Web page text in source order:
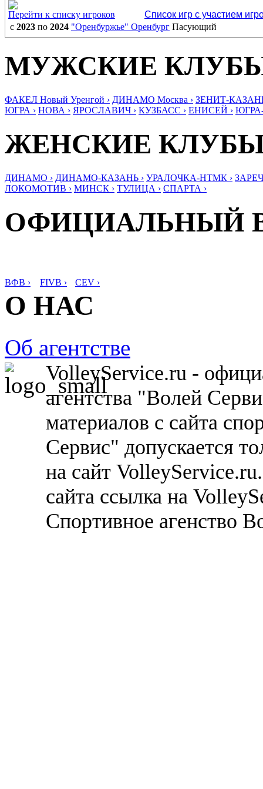
Перейти к списку игроков
Список игр с участием
с 2023 по 2024 "Оренбуржье" Оренбург Пасующий
МУЖСКИЕ
ФАКЕЛ Новый Уренгой › ДИНАМО Москва › ЗЕНИТ-
ЮГРА › НОВА › ЯРОСЛАВИЧ › КУЗБАСС › ЕНИСЕЙ ›
ЖЕНСКИЕ
ДИНАМО › ДИНАМО-КАЗАНЬ › УРАЛОЧКА-НТМК ›
ЛОКОМОТИВ › МИНСК › ТУЛИЦА › СПАРТА ›
ОФИЦИАЛЬНЫЙ
ВФВ › FIVB › CEV ›
О НАС
Об агентстве
VolleyService.ru -
агентства "Волей
материалов с сайта
Сервис" допускается
на сайт
сайта ссылка на
Спортивное агенство